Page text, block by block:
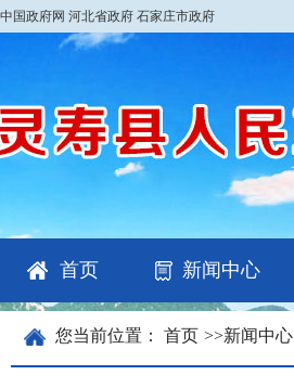
中国政府网 河北省政府 石家庄市政府
首页 新闻中心
您当前位置： 首页 >>新闻中心